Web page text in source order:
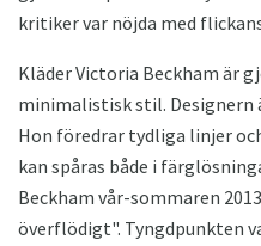
kritiker var nöjda med
Kläder Victoria Beckham är
minimalistisk stil. Designern
Hon föredrar tydliga linjer
kan spåras både i
Beckham vår-sommaren
överflödigt". Tyngdpunkten